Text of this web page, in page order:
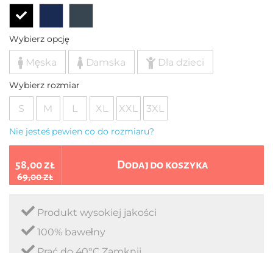
Wybierz opcję
Męska Damska Dla dzieci
Wybierz rozmiar
S M L XL XXL 3XL
Nie jesteś pewien co do rozmiaru?
58,00 zł
69,00 zł
Dodaj do koszyka
Produkt wysokiej jakości
100% bawełny